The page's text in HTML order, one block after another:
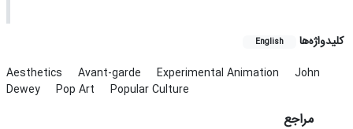
کلیدواژه‌ها English
Aesthetics Avant-garde Experimental Animation
John
Dewey
Pop Art Popular Culture
مراجع